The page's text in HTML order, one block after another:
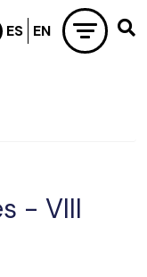
contenido principal
- VIII